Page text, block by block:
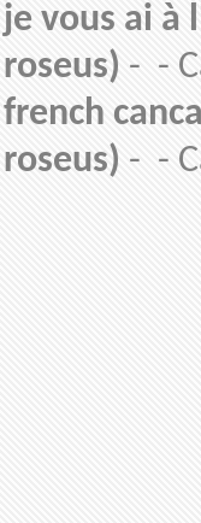
je vous ai à
roseus) - -
french
roseus) - -